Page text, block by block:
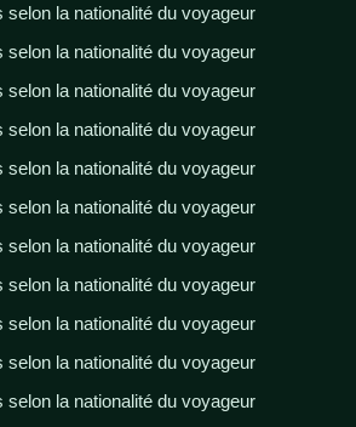
la nationalité du voyageur
la nationalité du voyageur
la nationalité du voyageur
la nationalité du voyageur
la nationalité du voyageur
la nationalité du voyageur
la nationalité du voyageur
la nationalité du voyageur
la nationalité du voyageur
la nationalité du voyageur
la nationalité du voyageur